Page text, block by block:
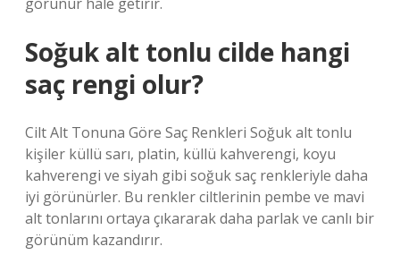
Soğuk alt tonlu cilde hangi
saç rengi olur?
Cilt Alt Tonuna Göre Saç Renkleri Soğuk alt tonlu
kişiler küllü sarı, platin, küllü kahverengi, koyu
kahverengi ve siyah gibi soğuk saç renkleriyle daha
iyi görünürler. Bu renkler ciltlerinin pembe ve mavi
alt tonlarını ortaya çıkararak daha parlak ve canlı bir
görünüm kazandırır.